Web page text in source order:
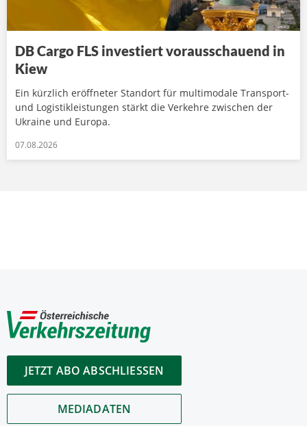
DB Cargo FLS investiert vorausschauend in
Kiew
Ein kürzlich eröffneter Standort für multimodale Transport-
und Logistikleistungen stärkt die Verkehre zwischen der
Ukraine und Europa.
07.08.2026
JETZT ABO ABSCHLIESSEN
MEDIADATEN